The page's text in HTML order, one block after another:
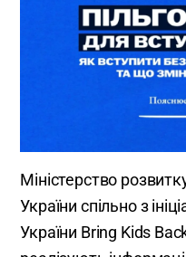
Міністерство
України спільно з
України Bring Kids